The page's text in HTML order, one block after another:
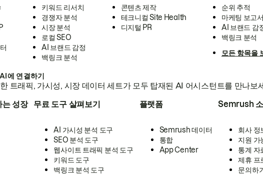
키워드 리서치
경쟁자 분석
시장 분석
로컬 SEO
AI 브랜드 감정
백링크 분석
콘텐츠 제작
테크니컬 Site Health
디지털 PR
순위 추적
마케팅 보고
AI 브랜드 감
백링크 분석
모든 항목을
에 연결하기
트래픽, 가시성, 시장 데이터 세트가 모두 탑재된 AI 어시스턴트를 만나보
성장 무료 도구 살펴보기
AI 가시성 분석 도구
SEO 분석 도구
웹사이트 트래픽 분석 도구
키워드 도구
백링크 분석 도구
플랫폼
Semrush 데이터
통합
App Center
Semrush
회사 정
지원 가
통계 자
제휴 프
문의하